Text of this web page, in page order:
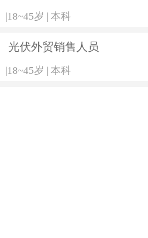
18~45岁 本科
光伏外贸销售人员
|18~45岁 | 本科